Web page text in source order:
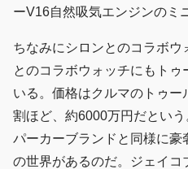
ーV16自然吸気エンジンのミ
ちなみにシロンとのコラボ
とのコラボウォッチにもト
いる。価格はクルマのトゥ
割ほど、約6000万円だとい
パーカーブランドと同様に
の世界があるのだ。ジェイコ